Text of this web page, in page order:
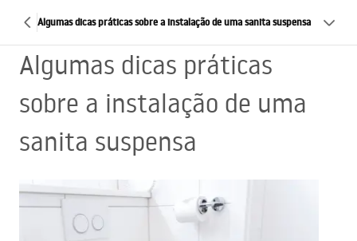
Algumas dicas práticas sobre a instalação de uma sanita suspensa
Algumas dicas práticas
sobre a instalação de uma
sanita suspensa